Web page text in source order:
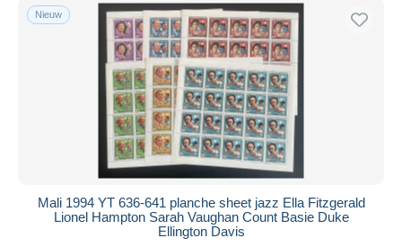
Nieuw
Mali 1994 YT 636-641 planche sheet jazz Ella Fitzgerald
Lionel Hampton Sarah Vaughan Count Basie Duke
Ellington Davis